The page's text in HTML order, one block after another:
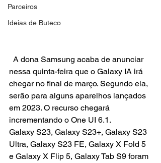
Parceiros
Ideias de Buteco
nessa quinta-feira que o Galaxy IA irá
chegar no final de março. Segundo ela,
serão para alguns aparelhos lançados
em 2023. O recurso chegará
incrementando o One UI 6.1.
Galaxy S23, Galaxy S23+, Galaxy S23
Ultra, Galaxy S23 FE, Galaxy X Fold 5
e Galaxy X Flip 5, Galaxy Tab S9 foram